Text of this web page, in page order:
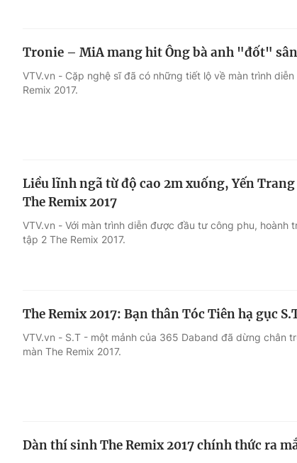
Tronie – MiA mang hit Ông bà anh "đốt"
VTV.vn - Cặp nghệ sĩ đã có những tiết lộ về màn trình
Remix 2017.
Liều lĩnh ngã từ độ cao 2m xuống, Yến
The Remix 2017
VTV.vn - Với màn trình diễn được đầu tư công phu, hoành
tập 2 The Remix 2017.
The Remix 2017: Bạn thân Tóc Tiên hạ gục
VTV.vn - S.T - một mảnh của 365 Daband đã dừng chân
màn The Remix 2017.
Dàn thí sinh The Remix 2017 chính thức ra